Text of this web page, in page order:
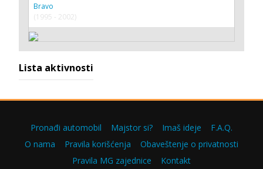
Bravo
(1995 - 2002)
Lista aktivnosti
Pronađi automobil Majstor si? Imaš ideje
F.A.Q.
O nama
Pravila korišćenja
Obaveštenje o privatnosti
Pravila MG zajednice
Kontakt